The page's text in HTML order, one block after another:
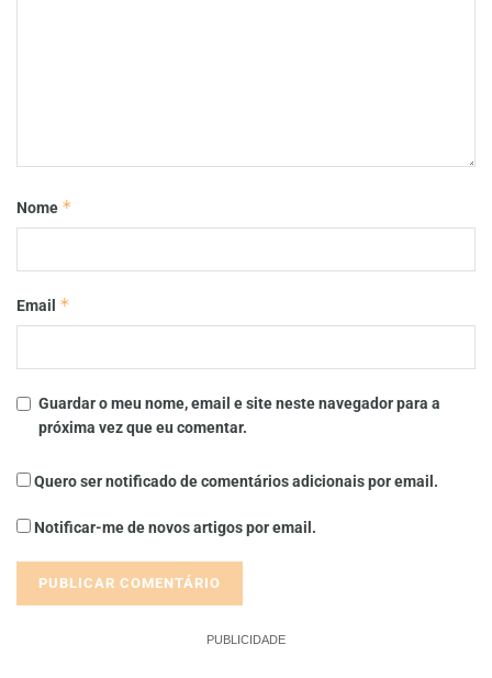
Nome *
Email *
Guardar o meu nome, email e site neste navegador para a
próxima vez que eu comentar.
Quero ser notificado de comentários adicionais por email.
Notificar-me de novos artigos por email.
PUBLICIDADE